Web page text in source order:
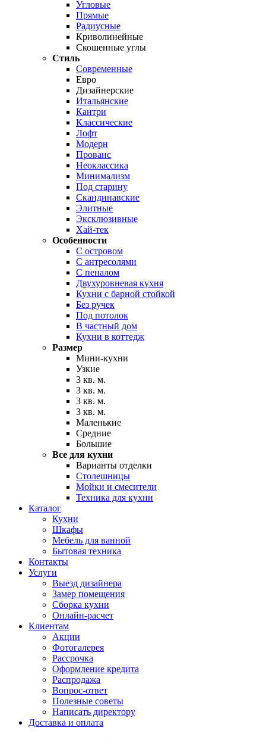
Угловые
Прямые
Радиусные
Криволинейные
Скошенные углы
Стиль
Современные
Евро
Дизайнерские
Итальянские
Кантри
Классические
Лофт
Модерн
Прованс
Неоклассика
Минимализм
Под старину
Скандинавские
Элитные
Эксклюзивные
Хай-тек
Особенности
С островом
С антресолями
С пеналом
Двухуровневая кухня
Кухни с барной стойкой
Без ручек
Под потолок
В частный дом
Кухни в коттедж
Размер
Мини-кухни
Узкие
3 кв. м.
3 кв. м.
3 кв. м.
3 кв. м.
Маленькие
Средние
Большие
Все для кухни
Варианты отделки
Столешницы
Мойки и смесители
Техника для кухни
Каталог
Кухни
Шкафы
Мебель для ванной
Бытовая техника
Контакты
Услуги
Выезд дизайнера
Замер помещения
Сборка кухни
Онлайн-расчет
Клиентам
Акции
Фотогалерея
Рассрочка
Оформление кредита
Распродажа
Вопрос-ответ
Полезные советы
Написать директору
Доставка и оплата